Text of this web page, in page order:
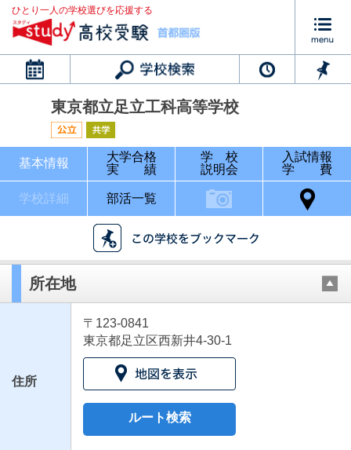
ひとり一人の学校選びを応援する
カレンダー
東京都立足立工科高等学校
基本情報
大学合格
実 績
学 校
説明会
入試情報
学 費
学校詳細 部活一覧
所在地
住所
〒123-0841
東京都足立区西新井4-30-1
ルート検索